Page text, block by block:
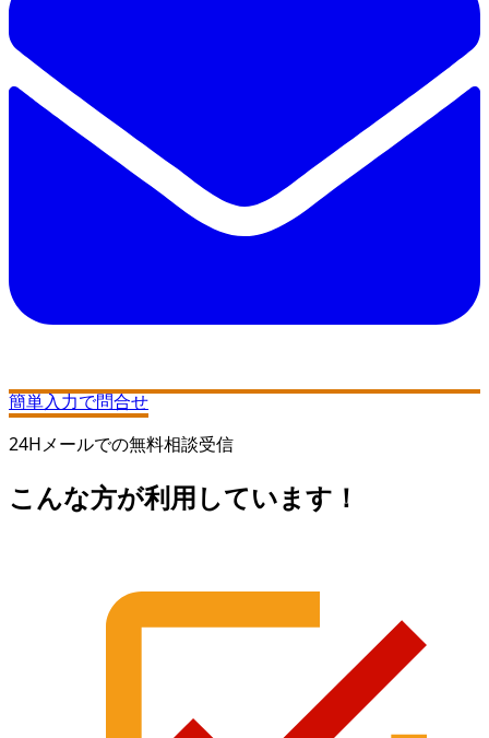
簡単入力で問合せ
24Hメールでの無料相談受信
こんな方が利用しています！